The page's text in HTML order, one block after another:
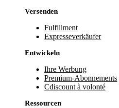
Versenden
Fulfillment
Expresseverkäufer
Entwickeln
Ihre Werbung
Premium-Abonnements
Cdiscount à volonté
Ressourcen